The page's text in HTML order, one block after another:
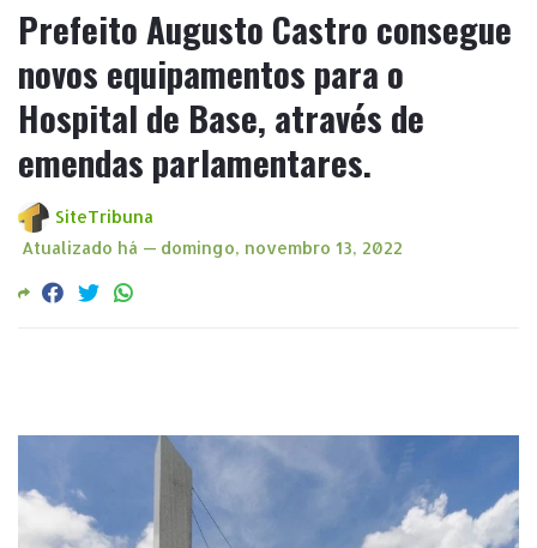
Prefeito Augusto Castro consegue
novos equipamentos para o
Hospital de Base, através de
emendas parlamentares.
SiteTribuna
Atualizado há — domingo, novembro 13, 2022